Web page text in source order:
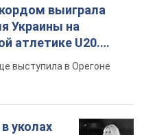
выиграла
Украины на
атлетике U20.
выступила в Орегоне
уколах